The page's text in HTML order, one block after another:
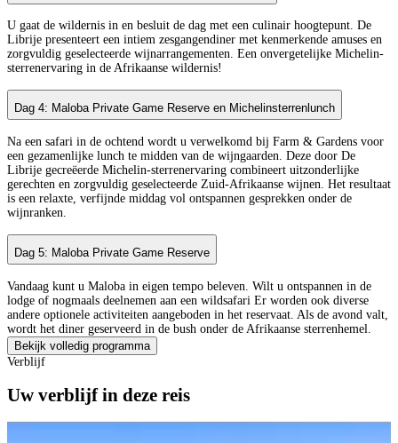
U gaat de wildernis in en besluit de dag met een culinair hoogtepunt. De
Librije presenteert een intiem zesgangendiner met kenmerkende amuses en
zorgvuldig geselecteerde wijnarrangementen. Een onvergetelijke Michelin-
sterrenervaring in de Afrikaanse wildernis!
Dag 4: Maloba Private Game Reserve en Michelinsterrenlunch
Na een safari in de ochtend wordt u verwelkomd bij Farm & Gardens voor
een gezamenlijke lunch te midden van de wijngaarden. Deze door De
Librije gecreëerde Michelin-sterrenervaring combineert uitzonderlijke
gerechten en zorgvuldig geselecteerde Zuid-Afrikaanse wijnen. Het resultaat
is een relaxte, verfijnde middag vol ontspannen gesprekken onder de
wijnranken.
Dag 5: Maloba Private Game Reserve
Vandaag kunt u Maloba in eigen tempo beleven. Wilt u ontspannen in de
lodge of nogmaals deelnemen aan een wildsafari Er worden ook diverse
andere optionele activiteiten aangeboden in het reservaat. Als de avond valt,
wordt het diner geserveerd in de bush onder de Afrikaanse sterrenhemel.
Bekijk volledig programma
Verblijf
Uw verblijf in deze reis